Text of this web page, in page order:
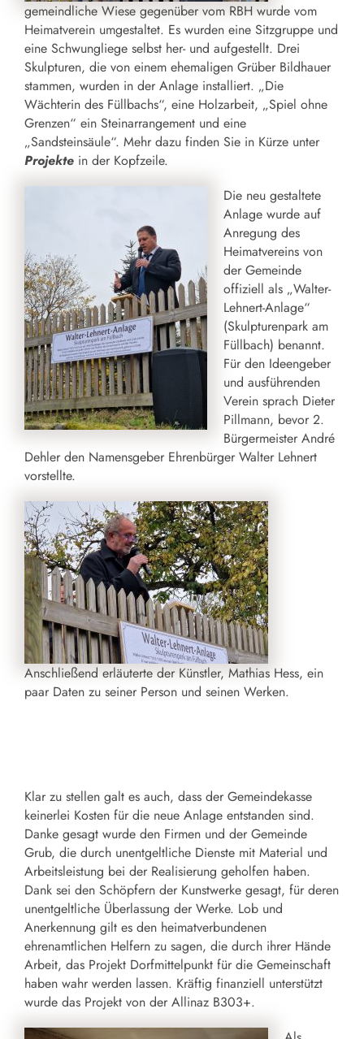
gemeindliche Wiese gegenüber vom RBH wurde vom
Heimatverein umgestaltet. Es wurden eine Sitzgruppe und
eine Schwungliege selbst her- und aufgestellt. Drei
Skulpturen, die von einem ehemaligen Grüber Bildhauer
stammen, wurden in der Anlage installiert. „Die
Wächterin des Füllbachs“, eine Holzarbeit, „Spiel ohne
Grenzen“ ein Steinarrangement und eine
„Sandsteinsäule“. Mehr dazu finden Sie in Kürze unter
Projekte in der Kopfzeile.
Die neu gestaltete
Anlage wurde auf
Anregung des
Heimatvereins von
der Gemeinde
offiziell als „Walter-
Lehnert-Anlage“
(Skulpturenpark am
Füllbach) benannt.
Für den Ideengeber
und ausführenden
Verein sprach Dieter
Pillmann, bevor 2.
Bürgermeister André
Dehler den Namensgeber Ehrenbürger Walter Lehnert
vorstellte.
Anschließend erläuterte der Künstler, Mathias Hess, ein
paar Daten zu seiner Person und seinen Werken.
Klar zu stellen galt es auch, dass der Gemeindekasse
keinerlei Kosten für die neue Anlage entstanden sind.
Danke gesagt wurde den Firmen und der Gemeinde
Grub, die durch unentgeltliche Dienste mit Material und
Arbeitsleistung bei der Realisierung geholfen haben.
Dank sei den Schöpfern der Kunstwerke gesagt, für deren
unentgeltliche Überlassung der Werke. Lob und
Anerkennung gilt es den heimatverbundenen
ehrenamtlichen Helfern zu sagen, die durch ihrer Hände
Arbeit, das Projekt Dorfmittelpunkt für die Gemeinschaft
haben wahr werden lassen. Kräftig finanziell unterstützt
wurde das Projekt von der Allinaz B303+.